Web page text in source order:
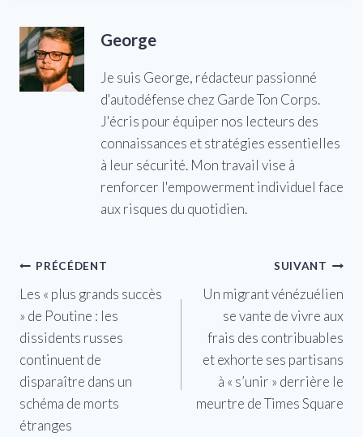
George
Je suis George, rédacteur passionné
d'autodéfense chez Garde Ton Corps.
J'écris pour équiper nos lecteurs des
connaissances et stratégies essentielles
à leur sécurité. Mon travail vise à
renforcer l'empowerment individuel face
aux risques du quotidien.
Navigation
de
l’article
PRÉCÉDENT
Les « plus grands succès
» de Poutine : les
dissidents russes
continuent de
disparaître dans un
schéma de morts
étranges
SUIVANT
Un migrant vénézuélien
se vante de vivre aux
frais des contribuables
et exhorte ses partisans
à « s’unir » derrière le
meurtre de Times Square